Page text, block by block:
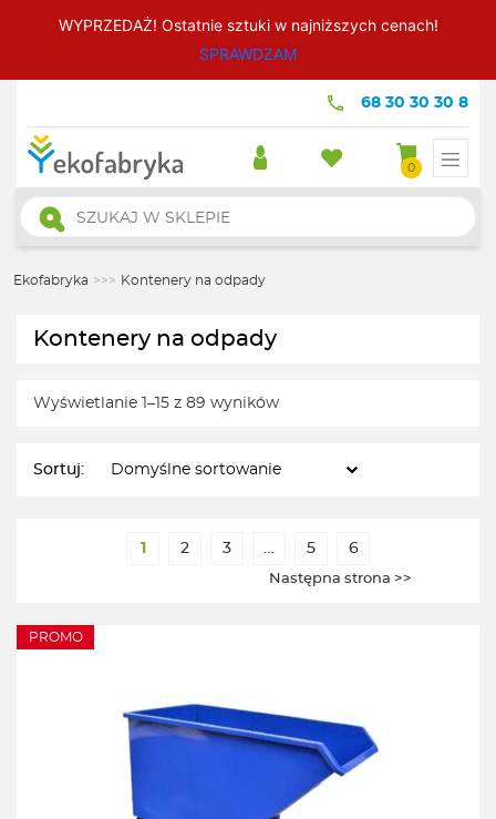
WYPRZEDAŻ! Ostatnie sztuki w najniższych cenach!
SPRAWDZAM
68 30 30 30 8
0
Wyszukiwarka
produktów
Ekofabryka >>> Kontenery na odpady
Kontenery na odpady
Wyświetlanie 1–15 z 89 wyników
Sortuj:
1 2 3 … 5 6
Następna strona >>
PROMO